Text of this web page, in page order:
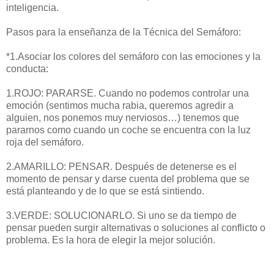
inteligencia.
Pasos para la enseñanza de la Técnica del Semáforo:
*1.Asociar los colores del semáforo con las emociones y la
conducta:
1.ROJO: PARARSE. Cuando no podemos controlar una
emoción (sentimos mucha rabia, queremos agredir a
alguien, nos ponemos muy nerviosos…) tenemos que
pararnos como cuando un coche se encuentra con la luz
roja del semáforo.
2.AMARILLO: PENSAR. Después de detenerse es el
momento de pensar y darse cuenta del problema que se
está planteando y de lo que se está sintiendo.
3.VERDE: SOLUCIONARLO. Si uno se da tiempo de
pensar pueden surgir alternativas o soluciones al conflicto o
problema. Es la hora de elegir la mejor solución.